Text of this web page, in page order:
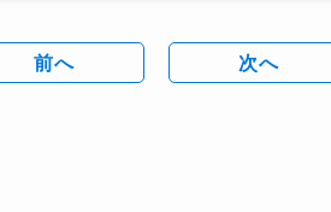
前へ 次へ